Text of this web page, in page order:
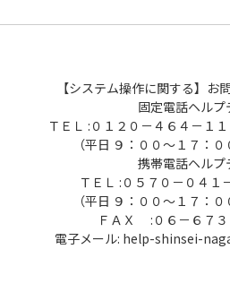
お、閲覧のみについても、
れたものとみなします。
４ 利用者ＩＤ・パスワー
本サービスを利用して申
行う場合は、利用者たる本
い利用者登録を行うことが
す。
【システム操作に関する】お
固定電話ヘルプ
ＴＥＬ :０１２０－４６４－１
（平日 ９：００～１７：０
携帯電話ヘルプ
ＴＥＬ :０５７０－０４１
（平日 ９：００～１７：０
ＦＡＸ :０６－６７３
電子メール: help-shinsei-